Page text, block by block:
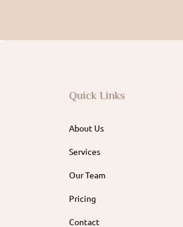
Quick Links
About Us
Services
Our Team
Pricing
Contact